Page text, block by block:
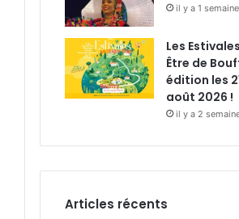
il y a 1 semaine
Les
Être de
édition les
août 2026 !
il y a 2
Articles récents